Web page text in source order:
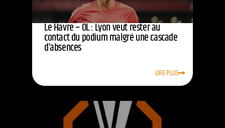
Le Havre – OL : Lyon veut rester au
contact du podium malgré une cascade
d’absences
LIRE PLUS